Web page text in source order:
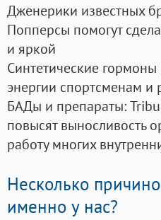
Дженерики известных
Попперсы помогут
и яркой
Синтетические гормоны
энергии спортсменам
БАДы и препараты:
повысят выносливость
работу многих
Несколько
именно у нас?